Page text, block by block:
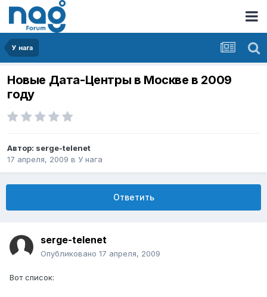
У нага
Новые Дата-Центры в Москве в 2009
году
Автор: serge-telenet
17 апреля, 2009 в У нага
Ответить
serge-telenet
Опубликовано 17 апреля, 2009
Вот список: